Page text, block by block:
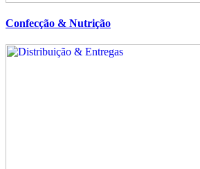
Confecção & Nutrição